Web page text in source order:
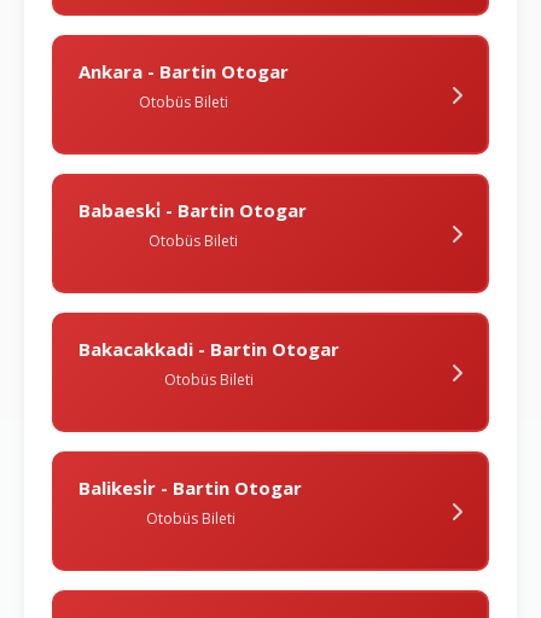
Ankara - Bartin Otogar
Otobüs Bileti
Babaeski̇ - Bartin Otogar
Otobüs Bileti
Bakacakkadi - Bartin Otogar
Otobüs Bileti
Balikesi̇r - Bartin Otogar
Otobüs Bileti